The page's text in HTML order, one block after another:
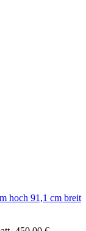
hoch 91,1 cm breit